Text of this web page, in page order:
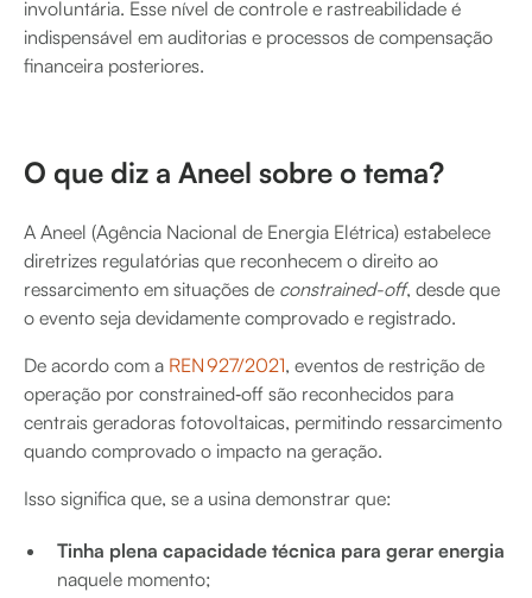
involuntária. Esse nível de controle e rastreabilidade é
indispensável em auditorias e processos de compensação
financeira posteriores.
O que diz a Aneel sobre o tema?
A Aneel (Agência Nacional de Energia Elétrica) estabelece
diretrizes regulatórias que reconhecem o direito ao
ressarcimento em situações de constrained-off, desde que
o evento seja devidamente comprovado e registrado.
De acordo com a REN 927/2021, eventos de restrição de
operação por constrained‑off são reconhecidos para
centrais geradoras fotovoltaicas, permitindo ressarcimento
quando comprovado o impacto na geração.
Isso significa que, se a usina demonstrar que:
Tinha plena capacidade técnica para gerar energia
naquele momento;